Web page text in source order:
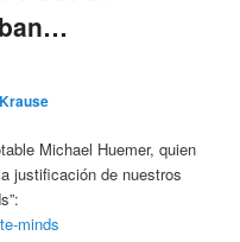
Michael Huemer, quien
justificación de nuestros
minds